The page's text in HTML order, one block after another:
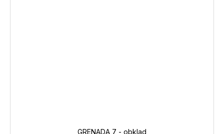
GRENADA 7 - obklad